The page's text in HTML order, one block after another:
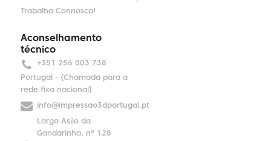
Trabalha Connosco!
Aconselhamento
técnico
+351 256 003 738
Portugal - (Chamada para a
rede fixa nacional)
info@impressao3dportugal.pt
Largo Asilo da
Gandarinha, nº 128